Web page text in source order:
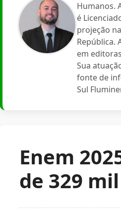
Humanos.
é
projeção
República.
em
Sua
fonte de
Sul
Enem
de 329